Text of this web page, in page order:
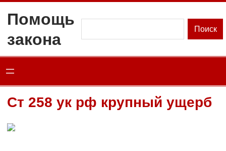
содержимому
Помощь
закона
Поиск
Ст 258 ук рф крупный ущерб